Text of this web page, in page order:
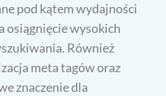
pod kątem wydajności
osiągnięcie wysokich
Również
meta tagów oraz
znaczenie dla